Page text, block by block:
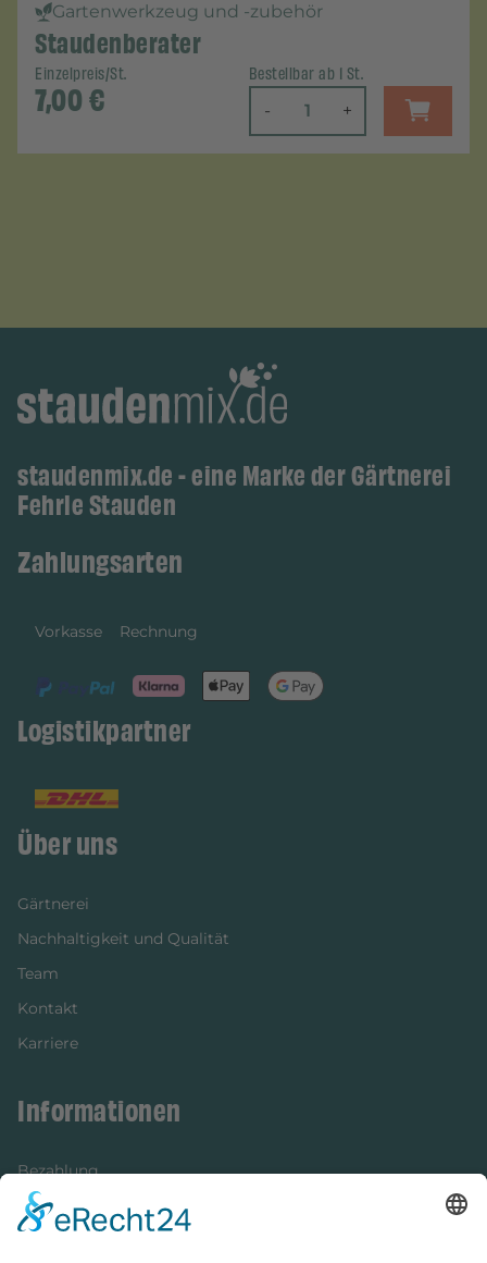
Gartenwerkzeug und -zubehör
Staudenberater
Einzelpreis/St.
7,00€
Bestellbar ab 1 St.
- +
staudenmix.de - eine Marke der Gärtnerei
Fehrle Stauden
Zahlungsarten
Vorkasse Rechnung
Logistikpartner
Über uns
Gärtnerei
Nachhaltigkeit und Qualität
Team
Kontakt
Karriere
Informationen
Bezahlung
Newsletter